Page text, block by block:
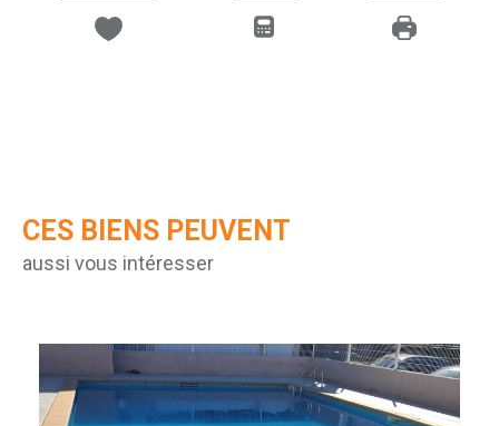
CES BIENS PEUVENT
aussi vous intéresser